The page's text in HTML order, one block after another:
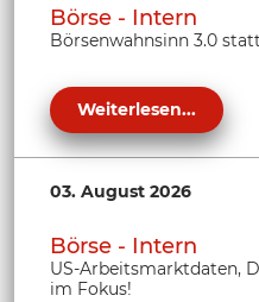
Börse - Intern
Börsenwahnsinn 3.0
Weiterlesen...
03. August 2026
Börse - Intern
US-Arbeitsmarktdaten,
im Fokus!